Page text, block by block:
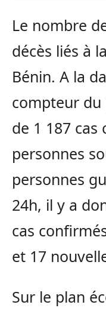
Le nombre
décès liés à
Bénin. A la
compteur
de 1 187 cas
personnes
personnes
24h, il y a
cas
et 17
Sur le plan